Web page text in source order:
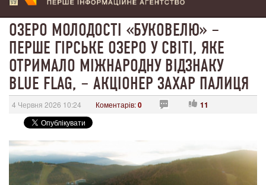
ОЗЕРО МОЛОДОСТІ «БУКОВЕЛЮ» –
ПЕРШЕ ГІРСЬКЕ ОЗЕРО У СВІТІ, ЯКЕ
ОТРИМАЛО МІЖНАРОДНУ ВІДЗНАКУ
BLUE FLAG, – АКЦІОНЕР ЗАХАР ПАЛИЦЯ
4 Червня 2026 10:24 Коментарів:0 11